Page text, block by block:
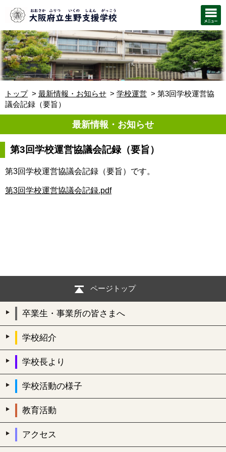
トップ 最新情報・お知らせ 学校運営
第3回学校運営協
議会記録（要旨）
最新情報・お知らせ
第3回学校運営協議会記録（要旨）
第3回学校運営協議会記録（要旨）です。
第3回学校運営協議会記録.pdf
ページトップ
卒業生・事業所の皆さまへ
学校紹介
学校長より
学校活動の様子
教育活動
アクセス